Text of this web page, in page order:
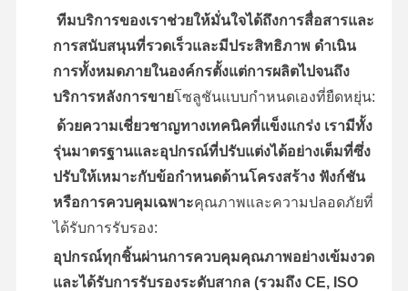
ทีมบริการของเราช่วยให้มั่นใจได้ถึงการสื่อสารและ
การสนับสนุนที่รวดเร็วและมีประสิทธิภาพ ดำเนิน
การทั้งหมดภายในองค์กรตั้งแต่การผลิตไปจนถึง
บริการหลังการขายโซลูชันแบบกำหนดเองที่ยืดหยุ่น:
ด้วยความเชี่ยวชาญทางเทคนิคที่แข็งแกร่ง เรามีทั้ง
รุ่นมาตรฐานและอุปกรณ์ที่ปรับแต่งได้อย่างเต็มที่ซึ่ง
ปรับให้เหมาะกับข้อกำหนดด้านโครงสร้าง ฟังก์ชัน
หรือการควบคุมเฉพาะคุณภาพและความปลอดภัยที่
ได้รับการรับรอง:
อุปกรณ์ทุกชิ้นผ่านการควบคุมคุณภาพอย่างเข้มงวด
และได้รับการรับรองระดับสากล (รวมถึง CE, ISO